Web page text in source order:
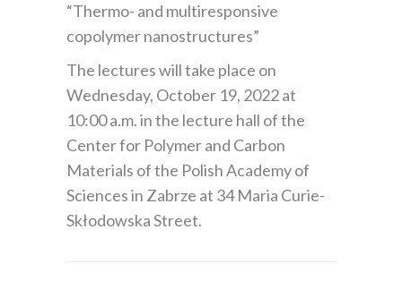
“Thermo- and multiresponsive
copolymer nanostructures”
The lectures will take place on
Wednesday, October 19, 2022 at
10:00 a.m. in the lecture hall of the
Center for Polymer and Carbon
Materials of the Polish Academy of
Sciences in Zabrze at 34 Maria Curie-
Skłodowska Street.